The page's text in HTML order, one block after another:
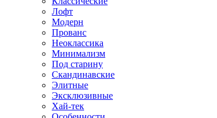
Лофт
Модерн
Прованс
Неоклассика
Минимализм
Под старину
Скандинавские
Элитные
Эксклюзивные
Хай-тек